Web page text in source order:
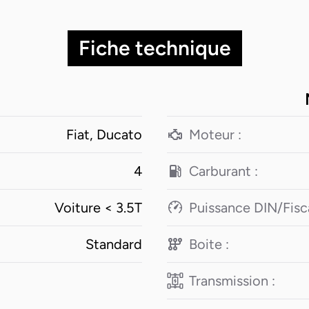
2026 est conçu pour répondre à
conduite agréable. Que vous
les détails de ce modèle
Fiche technique
Fiat, Ducato
4
Voiture < 3.5T
Standard
Moteur :
Carburant :
Puissance DIN/
Boite :
Transmission :